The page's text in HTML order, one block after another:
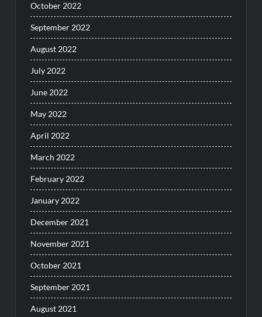
October 2022
September 2022
August 2022
July 2022
June 2022
May 2022
April 2022
March 2022
February 2022
January 2022
December 2021
November 2021
October 2021
September 2021
August 2021